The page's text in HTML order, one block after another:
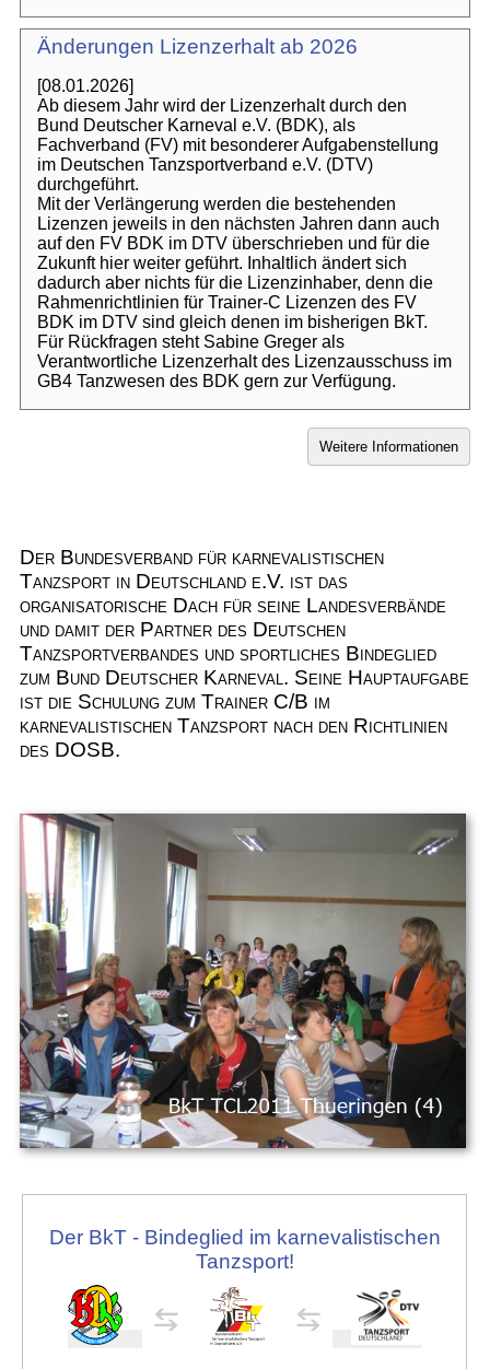
Änderungen Lizenzerhalt ab 2026
[08.01.2026]
Ab diesem Jahr wird der Lizenzerhalt durch den
Bund Deutscher Karneval e.V. (BDK), als
Fachverband (FV) mit besonderer Aufgabenstellung
im Deutschen Tanzsportverband e.V. (DTV)
durchgeführt.
Mit der Verlängerung werden die bestehenden
Lizenzen jeweils in den nächsten Jahren dann auch
auf den FV BDK im DTV überschrieben und für die
Zukunft hier weiter geführt. Inhaltlich ändert sich
dadurch aber nichts für die Lizenzinhaber, denn die
Rahmenrichtlinien für Trainer-C Lizenzen des FV
BDK im DTV sind gleich denen im bisherigen BkT.
Für Rückfragen steht Sabine Greger als
Verantwortliche Lizenzerhalt des Lizenzausschuss im
GB4 Tanzwesen des BDK gern zur Verfügung.
Der Bundesverband für karnevalistischen
Tanzsport in Deutschland e.V. ist das
organisatorische Dach für seine Landesverbände
und damit der Partner des Deutschen
Tanzsportverbandes und sportliches Bindeglied
zum Bund Deutscher Karneval. Seine Hauptaufgabe
ist die Schulung zum Trainer C/B im
karnevalistischen Tanzsport nach den Richtlinien
des DOSB.
Der BkT - Bindeglied im karnevalistischen
Tanzsport!